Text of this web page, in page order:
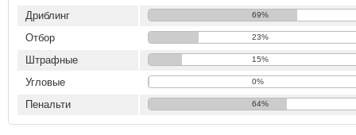
Дриблинг 69%
Отбор 23%
Штрафные 15%
Угловые 0%
Пенальти 64%